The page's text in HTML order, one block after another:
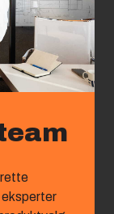
eksperter